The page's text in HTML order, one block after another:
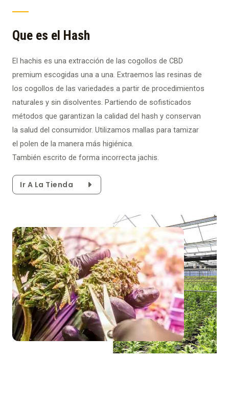
Que es el Hash
El hachis es una extracción de las cogollos de CBD
premium escogidas una a una. Extraemos las resinas de
los cogollos de las variedades a partir de procedimientos
naturales y sin disolventes. Partiendo de sofisticados
métodos que garantizan la calidad del hash y conservan
la salud del consumidor. Utilizamos mallas para tamizar
el polen de la manera más higiénica.
También escrito de forma incorrecta jachis.
Ir A La Tienda